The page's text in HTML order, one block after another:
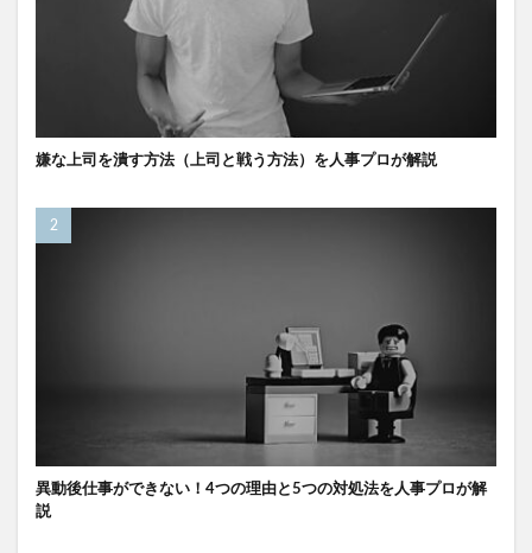
嫌な上司を潰す方法（上司と戦う方法）を人事プロが解説
異動後仕事ができない！4つの理由と5つの対処法を人事プロが解
説